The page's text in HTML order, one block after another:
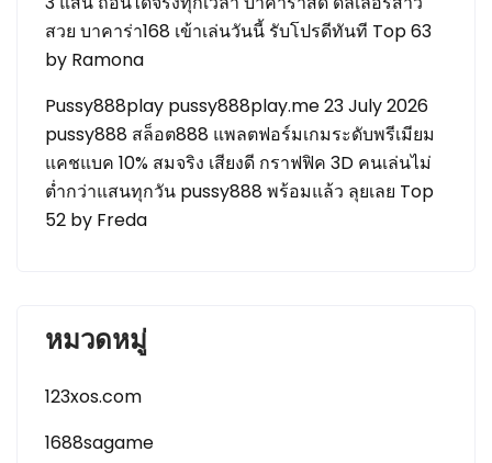
สวย บาคาร่า168 เข้าเล่นวันนี้ รับโปรดีทันที Top 63
by Ramona
Pussy888play pussy888play.me 23 July 2026
pussy888 สล็อต888 แพลตฟอร์มเกมระดับพรีเมียม
แคชแบค 10% สมจริง เสียงดี กราฟฟิค 3D คนเล่นไม่
ต่ำกว่าแสนทุกวัน pussy888 พร้อมแล้ว ลุยเลย Top
52 by Freda
หมวดหมู่
123xos.com
1688sagame